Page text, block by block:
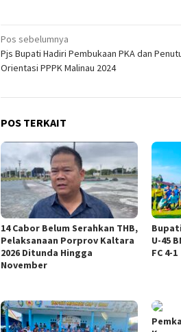
Navigasi
pos
Pos sebelumnya
Pjs Bupati Hadiri Pembukaan PKA dan
Orientasi PPPK Malinau 2024
POS TERKAIT
14 Cabor Belum Serahkan THB,
Pelaksanaan Porprov Kaltara
2026 Ditunda Hingga
November
U-45
FC 4-1